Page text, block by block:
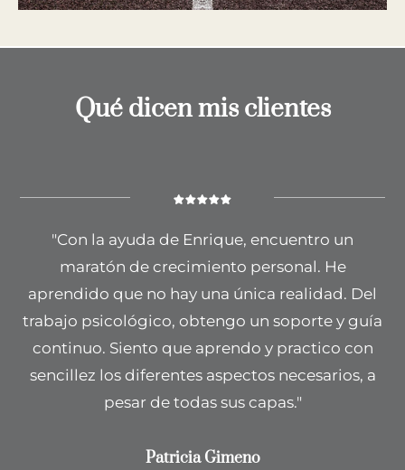
Qué dicen mis clientes
"Con la ayuda de Enrique, encuentro un
maratón de crecimiento personal. He
aprendido que no hay una única realidad. Del
trabajo psicológico, obtengo un soporte y guía
continuo. Siento que aprendo y practico con
sencillez los diferentes aspectos necesarios, a
pesar de todas sus capas."
Patricia Gimeno